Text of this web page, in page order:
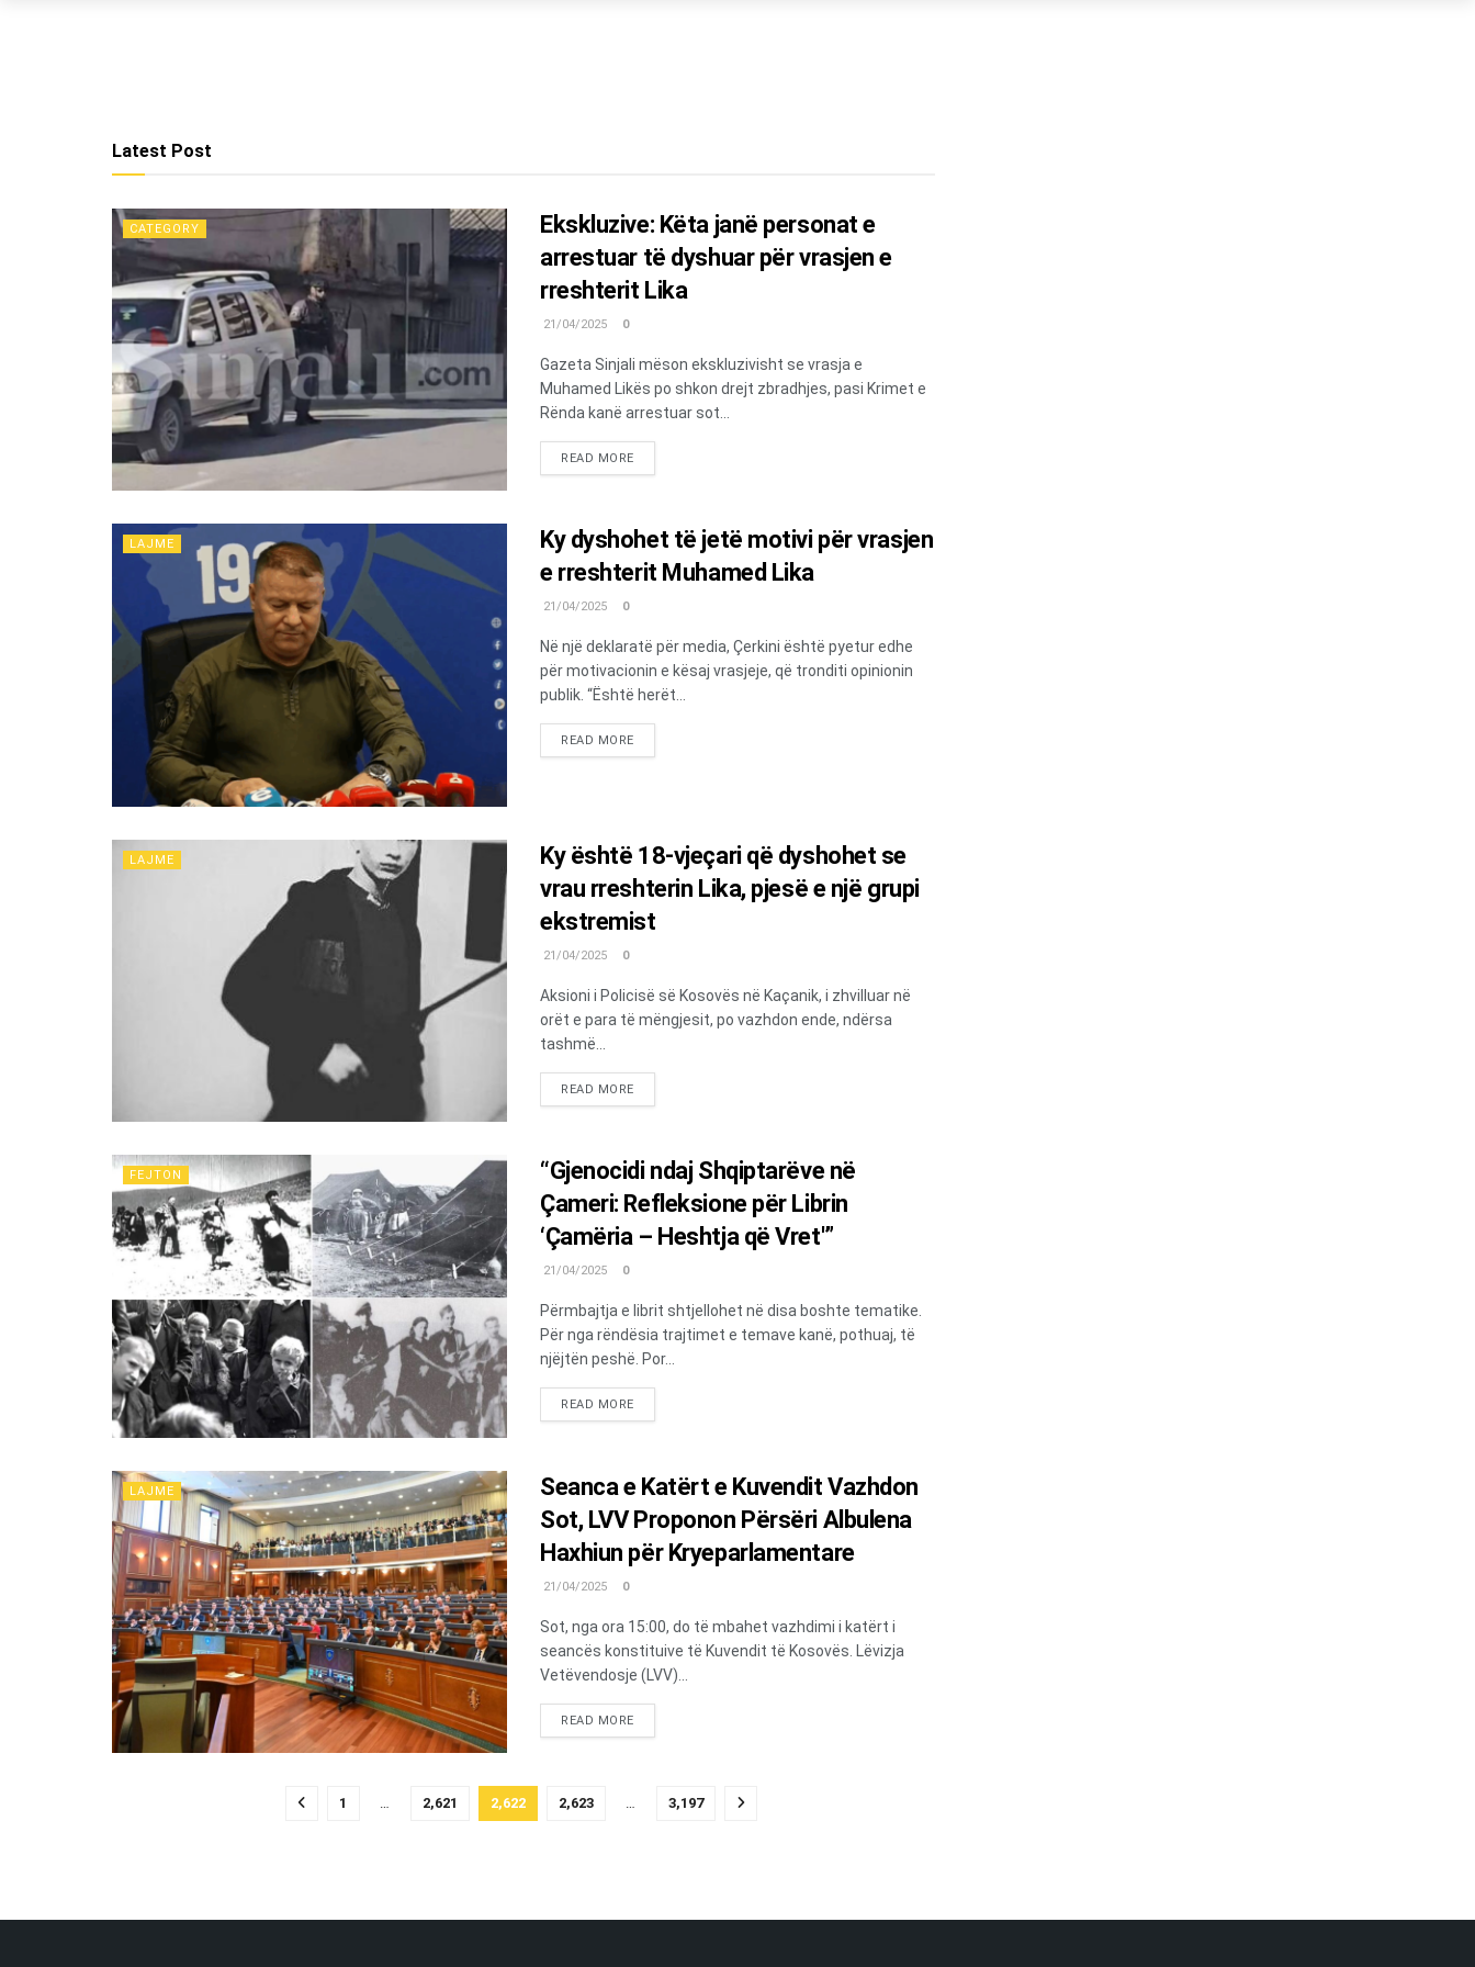
Latest Post
CATEGORY
Ekskluzive: Këta janë personat e
arrestuar të dyshuar për vrasjen e
rreshterit Lika
21/04/2025 0
Gazeta Sinjali mëson ekskluzivisht se vrasja e
Muhamed Likës po shkon drejt zbradhjes, pasi Krimet e
Rënda kanë arrestuar sot...
READ MOREDETAILS
LAJME
Ky dyshohet të jetë motivi për vrasjen
e rreshterit Muhamed Lika
21/04/2025 0
Në një deklaratë për media, Çerkini është pyetur edhe
për motivacionin e kësaj vrasjeje, që tronditi opinionin
publik. “Është herët...
READ MOREDETAILS
LAJME
Ky është 18-vjeçari që dyshohet se
vrau rreshterin Lika, pjesë e një grupi
ekstremist
21/04/2025 0
Aksioni i Policisë së Kosovës në Kaçanik, i zhvilluar në
orët e para të mëngjesit, po vazhdon ende, ndërsa
tashmë...
READ MOREDETAILS
FEJTON
“Gjenocidi ndaj Shqiptarëve në
Çameri: Refleksione për Librin
‘Çamëria – Heshtja që Vret'”
21/04/2025 0
Përmbajtja e librit shtjellohet në disa boshte tematike.
Për nga rëndësia trajtimet e temave kanë, pothuaj, të
njëjtën peshë. Por...
READ MOREDETAILS
LAJME
Seanca e Katërt e Kuvendit Vazhdon
Sot, LVV Proponon Përsëri Albulena
Haxhiun për Kryeparlamentare
21/04/2025 0
Sot, nga ora 15:00, do të mbahet vazhdimi i katërt i
seancës konstituive të Kuvendit të Kosovës. Lëvizja
Vetëvendosje (LVV)...
READ MOREDETAILS
1 2,621 2,622 2,623 3,197